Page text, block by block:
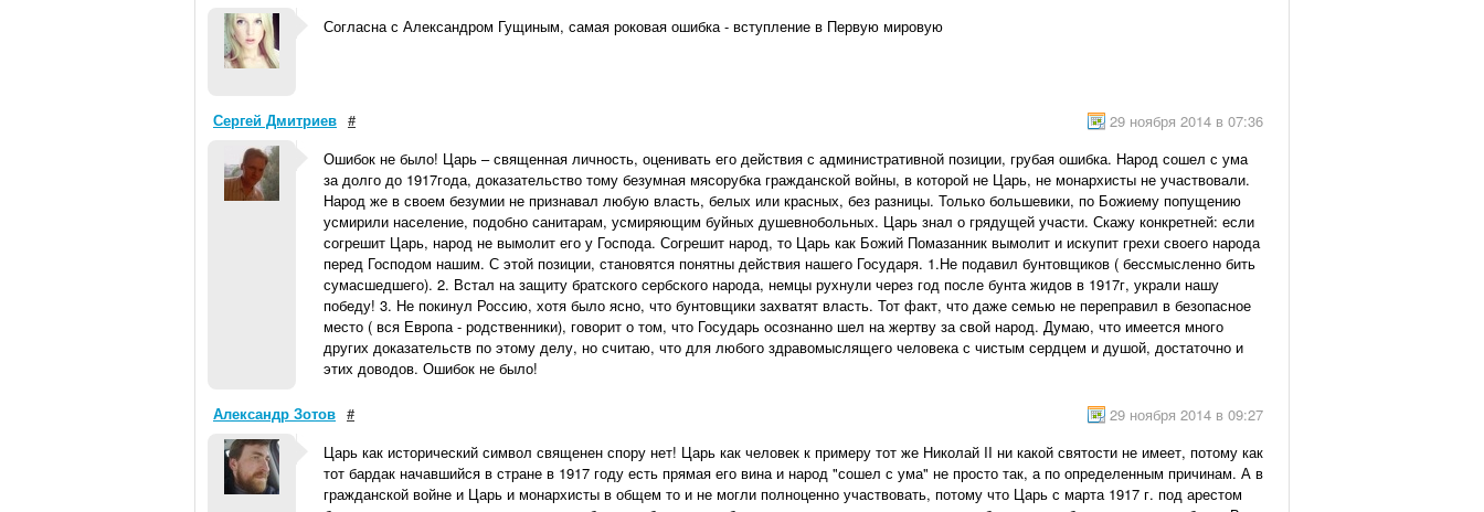
Согласна с Александром Гущиным, самая роковая ошибка - вступление в Первую мировую
Сергей Дмитриев #
29 ноября 2014 в 07:36
Ошибок не было! Царь – священная личность, оценивать его действия с административной позиции, грубая ошибка. Народ сошел с ума
за долго до 1917года, доказательство тому безумная мясорубка гражданской войны, в которой не Царь, не монархисты не участвовали.
Народ же в своем безумии не признавал любую власть, белых или красных, без разницы. Только большевики, по Божиему попущению
усмирили население, подобно санитарам, усмиряющим буйных душевнобольных. Царь знал о грядущей участи. Скажу конкретней: если
согрешит Царь, народ не вымолит его у Господа. Согрешит народ, то Царь как Божий Помазанник вымолит и искупит грехи своего народа
перед Господом нашим. С этой позиции, становятся понятны действия нашего Государя. 1.Не подавил бунтовщиков ( бессмысленно бить
сумасшедшего). 2. Встал на защиту братского сербского народа, немцы рухнули через год после бунта жидов в 1917г, украли нашу
победу! 3. Не покинул Россию, хотя было ясно, что бунтовщики захватят власть. Тот факт, что даже семью не переправил в безопасное
место ( вся Европа - родственники), говорит о том, что Государь осознанно шел на жертву за свой народ. Думаю, что имеется много
других доказательств по этому делу, но считаю, что для любого здравомыслящего человека с чистым сердцем и душой, достаточно и
этих доводов. Ошибок не было!
Александр Зотов #
29 ноября 2014 в 09:27
Царь как исторический символ священен спору нет! Царь как человек к примеру тот же Николай II ни какой святости не имеет, потому как
тот бардак начавшийся в стране в 1917 году есть прямая его вина и народ "сошел с ума" не просто так, а по определенным причинам. А в
гражданской войне и Царь и монархисты в общем то и не могли полноценно участвовать, потому что Царь с марта 1917 г. под арестом